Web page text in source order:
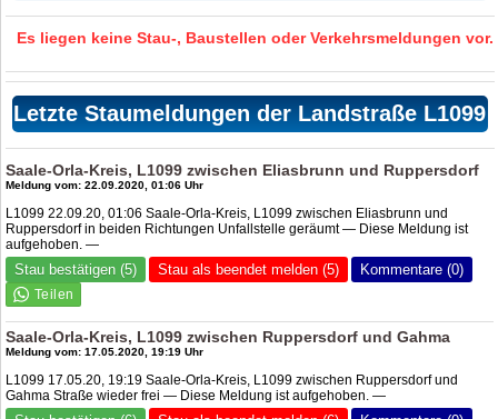
Es liegen keine Stau-, Baustellen oder Verkehrsmeldungen vor.
Letzte Staumeldungen der Landstraße L1099
Saale-Orla-Kreis, L1099 zwischen Eliasbrunn und Ruppersdorf
Meldung vom: 22.09.2020, 01:06 Uhr
L1099 22.09.20, 01:06 Saale-Orla-Kreis, L1099 zwischen Eliasbrunn und
Ruppersdorf in beiden Richtungen Unfallstelle geräumt — Diese Meldung ist
aufgehoben. —
Stau bestätigen (5) Stau als beendet melden (5) Kommentare (0)
Saale-Orla-Kreis, L1099 zwischen Ruppersdorf und Gahma
Meldung vom: 17.05.2020, 19:19 Uhr
L1099 17.05.20, 19:19 Saale-Orla-Kreis, L1099 zwischen Ruppersdorf und
Gahma Straße wieder frei — Diese Meldung ist aufgehoben. —